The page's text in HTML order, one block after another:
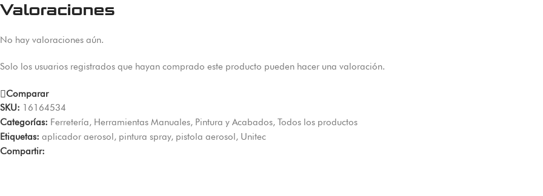
Valoraciones
No hay valoraciones aún.
Solo los usuarios registrados que hayan comprado este producto pueden hacer una valoración.
Comparar
SKU: 16164534
Categorías: Ferretería, Herramientas Manuales, Pintura y Acabados, Todos los productos
Etiquetas: aplicador aerosol, pintura spray, pistola aerosol, Unitec
Compartir: